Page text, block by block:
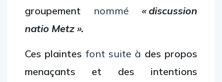
groupement nommé « discussion
natio Metz ».
Ces plaintes font suite à des propos
menaçants et des intentions